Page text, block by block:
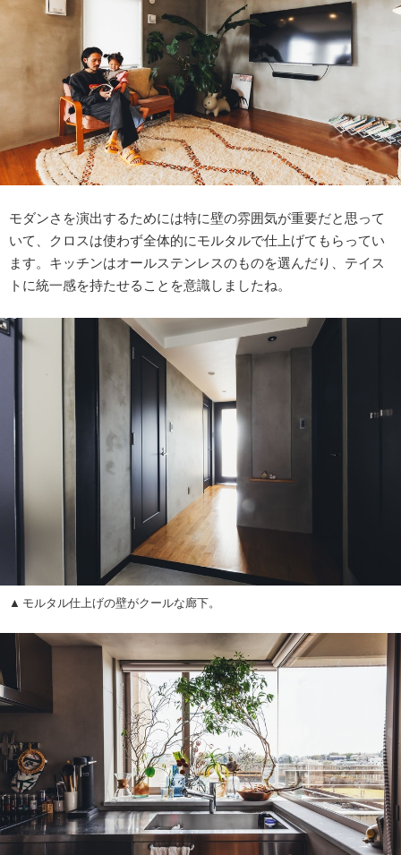
モダンさを演出するためには特に壁の雰囲気が重要だと思って
いて、クロスは使わず全体的にモルタルで仕上げてもらってい
ます。キッチンはオールステンレスのものを選んだり、テイス
トに統一感を持たせることを意識しましたね。
モルタル仕上げの壁がクールな廊下。